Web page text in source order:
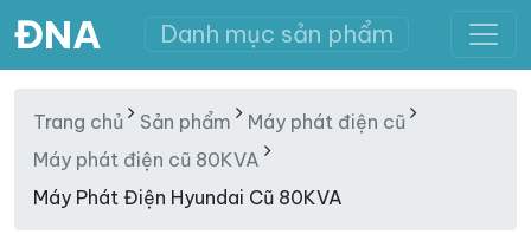
ĐNA Danh mục sản phẩm
Trang chủ Sản phẩm
Máy phát điện cũ
Máy phát điện cũ 80KVA
Máy Phát Điện Hyundai Cũ 80KVA